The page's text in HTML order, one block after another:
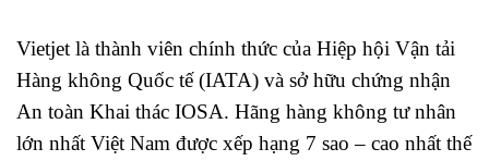
Vietjet là thành viên chính thức của Hiệp hội Vận tải
Hàng không Quốc tế (IATA) và sở hữu chứng nhận
An toàn Khai thác IOSA. Hãng hàng không tư nhân
lớn nhất Việt Nam được xếp hạng 7 sao – cao nhất thế